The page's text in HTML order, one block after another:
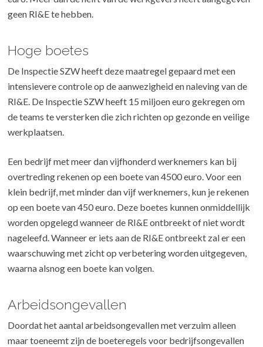
geen RI&E te hebben.
Hoge boetes
De Inspectie SZW heeft deze maatregel gepaard met een
intensievere controle op de aanwezigheid en naleving van de
RI&E. De Inspectie SZW heeft 15 miljoen euro gekregen om
de teams te versterken die zich richten op gezonde en veilige
werkplaatsen.
Een bedrijf met meer dan vijfhonderd werknemers kan bij
overtreding rekenen op een boete van 4500 euro. Voor een
klein bedrijf, met minder dan vijf werknemers, kun je rekenen
op een boete van 450 euro. Deze boetes kunnen onmiddellijk
worden opgelegd wanneer de RI&E ontbreekt of niet wordt
nageleefd. Wanneer er iets aan de RI&E ontbreekt zal er een
waarschuwing met zicht op verbetering worden uitgegeven,
waarna alsnog een boete kan volgen.
Arbeidsongevallen
Doordat het aantal arbeidsongevallen met verzuim alleen
maar toeneemt zijn de boeteregels voor bedrijfsongevallen